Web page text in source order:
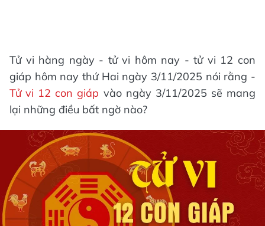
Tử vi hàng ngày - tử vi hôm nay - tử vi 12 con
giáp hôm nay thứ Hai ngày 3/11/2025 nói rằng -
Tử vi 12 con giáp vào ngày 3/11/2025 sẽ mang
lại những điều bất ngờ nào?